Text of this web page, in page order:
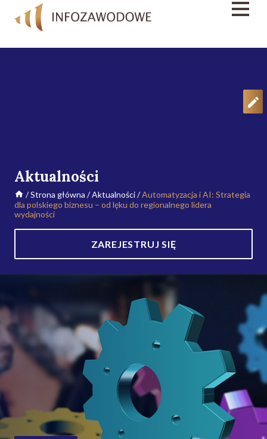
Aktualności
/Strona główna /Aktualności/Automatyzacja i AI: Strategia
dla polskiego biznesu – od lęku do regionalnego lidera
wydajności
ZAREJESTRUJ SIĘ